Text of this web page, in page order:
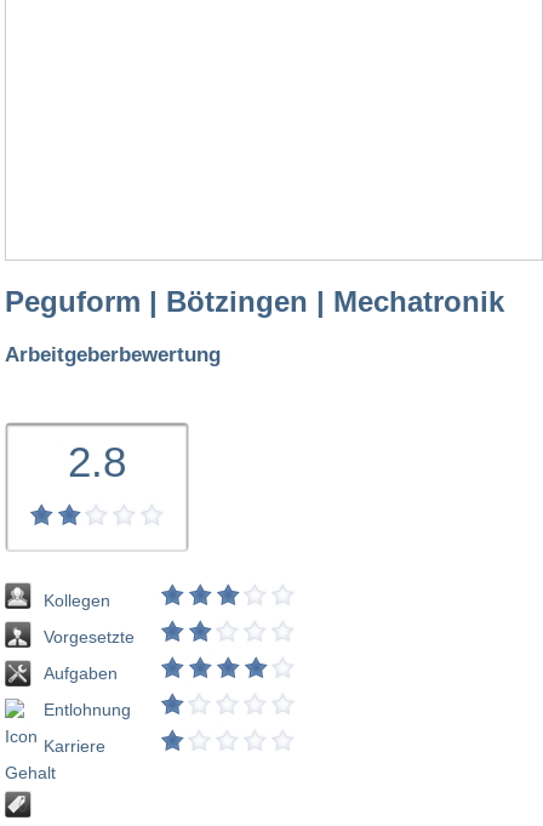
Peguform | Bötzingen | Mechatronik
Arbeitgeberbewertung
2.8
Kollegen
Vorgesetzte
Aufgaben
Entlohnung
Karriere